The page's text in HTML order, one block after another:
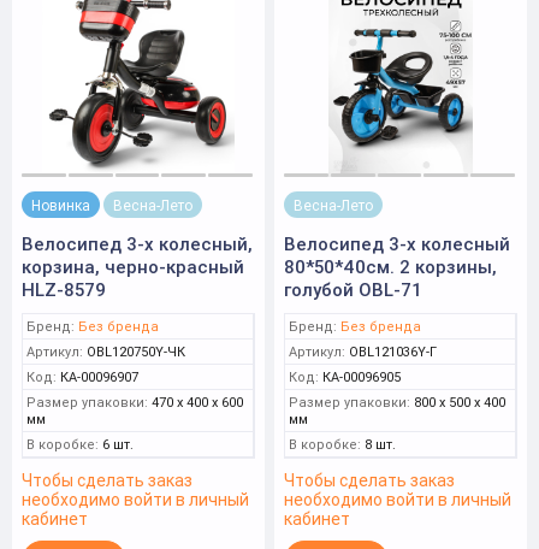
Новинка Весна-Лето
Велосипед 3-х колесный,
корзина, черно-красный
HLZ-8579
Бренд: Без бренда
Артикул: OBL120750Y-ЧК
Код: КА-00096907
Размер упаковки: 470 x 400 x 600
мм
В коробке: 6 шт.
Чтобы сделать заказ
необходимо войти в личный
кабинет
Весна-Лето
Велосипед 3-х колесный
80*50*40см. 2 корзины,
голубой OBL-71
Бренд: Без бренда
Артикул: OBL121036Y-Г
Код: КА-00096905
Размер упаковки: 800 x 500 x 400
мм
В коробке: 8 шт.
Чтобы сделать заказ
необходимо войти в личный
кабинет